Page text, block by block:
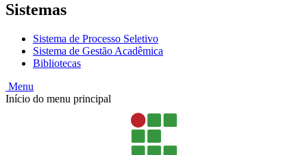
Sistemas
Sistema de Processo Seletivo
Sistema de Gestão Acadêmica
Bibliotecas
Menu
Início do menu principal